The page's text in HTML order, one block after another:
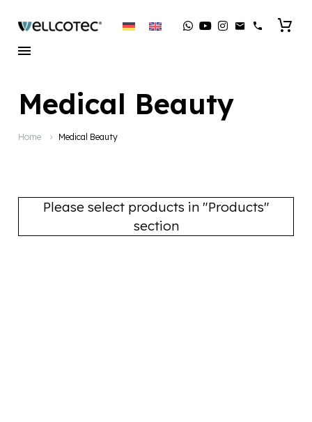
Medical Beauty
Home Medical Beauty
Please select products in "Products"
section